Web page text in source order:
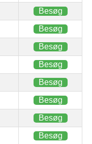
Besøg
Besøg
Besøg
Besøg
Besøg
Besøg
Besøg
Besøg